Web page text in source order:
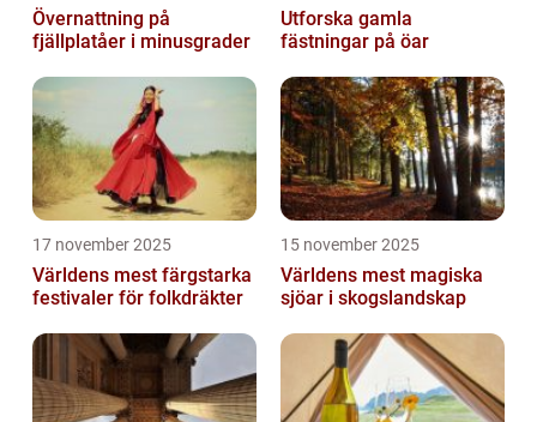
Övernattning på
fjällplatåer i minusgrader
Utforska gamla
fästningar på öar
17 november 2025
Världens mest färgstarka
festivaler för folkdräkter
15 november 2025
Världens mest magiska
sjöar i skogslandskap